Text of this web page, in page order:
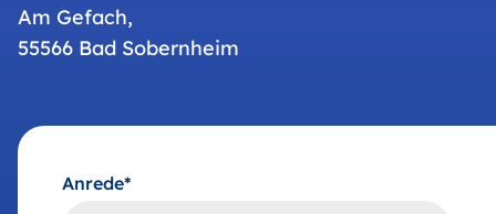
Am Gefach,
55566 Bad Sobernheim
Anrede*